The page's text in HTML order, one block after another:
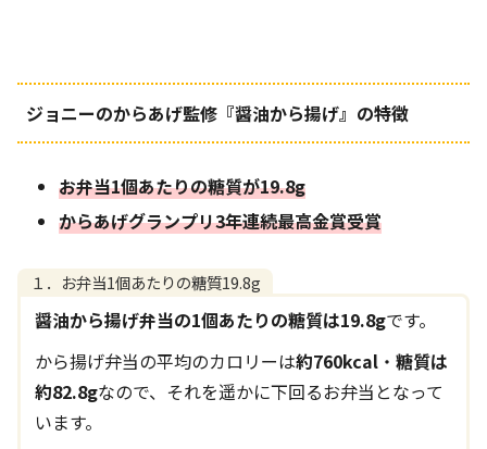
ジョニーのからあげ監修『醤油から揚げ』の特徴
お弁当1個あたりの糖質が19.8g
からあげグランプリ3年連続最高金賞受賞
１．お弁当1個あたりの糖質19.8g
醤油から揚げ弁当の1個あたりの糖質は19.8gです。
から揚げ弁当の平均のカロリーは約760kcal・ 糖質は
約82.8gなので、それを遥かに下回るお弁当となって
います。